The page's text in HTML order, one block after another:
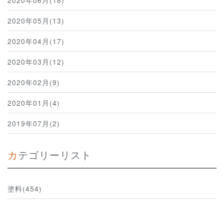
2020年05月(13)
2020年04月(17)
2020年03月(12)
2020年02月(9)
2020年01月(4)
2019年07月(2)
カテゴリーリスト
塗料(454)